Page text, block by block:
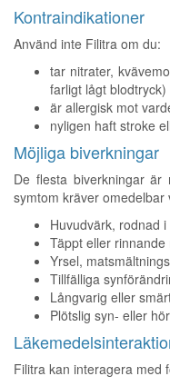
Kontraindikationer
Använd inte Filitra om du:
tar nitrater,
farligt lågt blodtryck)
är allergisk mot
nyligen haft stroke
Möjliga biverkningar
De flesta biverkningar är
symtom kräver omedelbar
Huvudvärk, rodnad
Täppt eller rinnande
Yrsel,
Tillfälliga
Långvarig eller
Plötslig syn- eller
Filitra kan interagera med